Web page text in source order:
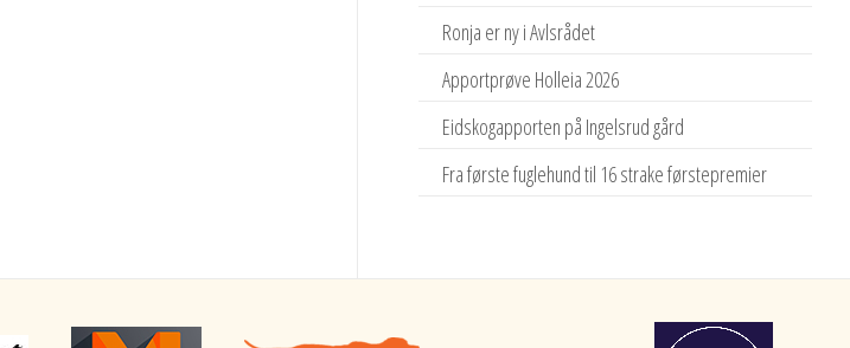
Ronja er ny i Avlsrådet
Apportprøve Holleia 2026
Eidskogapporten på Ingelsrud gård
Fra første fuglehund til 16 strake førstepremier